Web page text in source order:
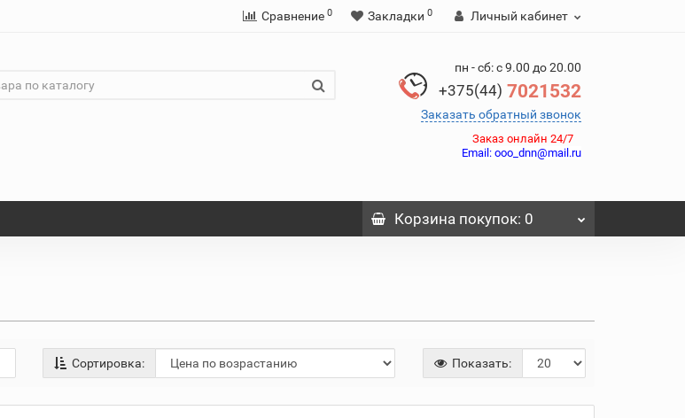
Сравнение 0 Закладки 0 Личный кабинет
пн - сб: с 9.00 до 20.00
+375(44) 7021532
Заказать обратный звонок
Заказ онлайн 24/7
Email: ooo_dnn@mail.ru
Корзинапокупок: 0
Сортировка: Показать: